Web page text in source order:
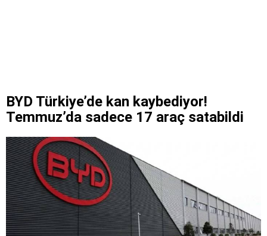
BYD Türkiye’de kan kaybediyor!
Temmuz’da sadece 17 araç satabildi